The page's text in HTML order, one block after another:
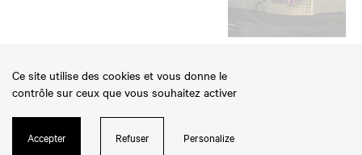
Établissements scolaires jumelés
La Roche-sur-Yon
EN SAVOIR PLUS
Ce site utilise des cookies et vous donne le
contrôle sur ceux que vous souhaitez activer
Accepter Refuser Personalize